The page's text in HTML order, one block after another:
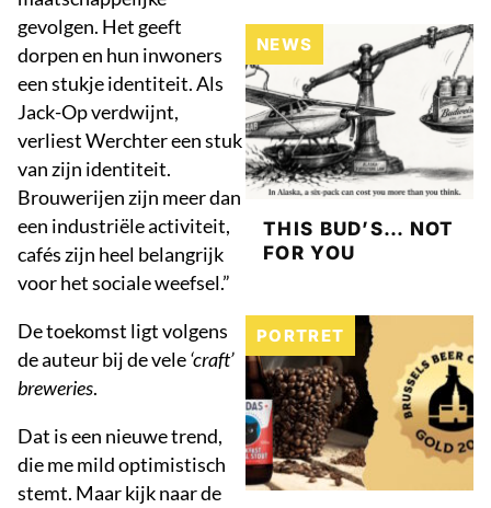
gevolgen. Het geeft
dorpen en hun inwoners
een stukje identiteit. Als
Jack-Op verdwijnt,
verliest Werchter een stuk
van zijn identiteit.
Brouwerijen zijn meer dan
een industriële activiteit,
cafés zijn heel belangrijk
voor het sociale weefsel.”
De toekomst ligt volgens
de auteur bij de vele‘craft’
breweries.
Dat is een nieuwe trend,
die me mild optimistisch
stemt. Maar kijk naar de
NEWS
THIS BUD’S… NOT
FOR YOU
PORTRET